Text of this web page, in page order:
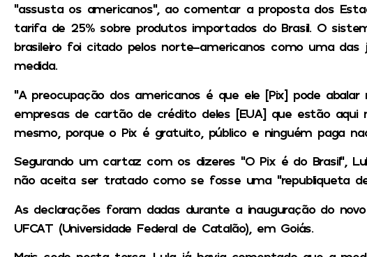
“assusta os americanos”, ao comentar a proposta dos
tarifa de 25% sobre produtos importados do Brasil. O
brasileiro foi citado pelos norte-americanos como uma
medida.
“A preocupação dos americanos é que ele [Pix] pode
empresas de cartão de crédito deles [EUA] que estão aqui
mesmo, porque o Pix é gratuito, público e ninguém paga
Segurando um cartaz com os dizeres “O Pix é do Brasil”,
não aceita ser tratado como se fosse uma “republiqueta de
As declarações foram dadas durante a inauguração do
UFCAT (Universidade Federal de Catalão), em Goiás.